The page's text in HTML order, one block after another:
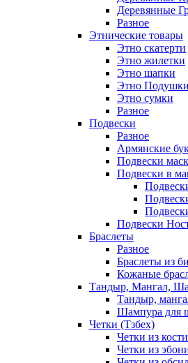
Деревянные
Разное
Этнические товары
Этно скатерти
Этно жилетки
Этно шапки
Этно Подушки
Этно сумки
Разное
Подвески
Разное
Армянские
Подвески
Подвески в
Подвески
Браслеты
Разное
Браслеты из
Кожаные
Тандыр, Мангал,
Тандыр,
Шампура для
Четки (Тзбех)
Четки из кости
Четки из